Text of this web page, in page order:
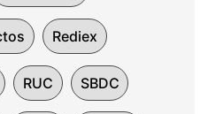
Rediex
RUC SBDC